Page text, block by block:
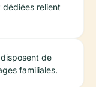
relient
de
familiales.